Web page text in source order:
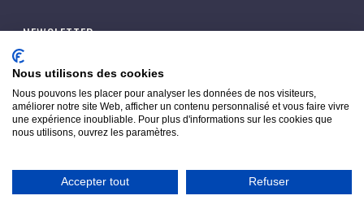
NEWSLETTER
Nous utilisons des cookies
Nous pouvons les placer pour analyser les données de nos visiteurs,
améliorer notre site Web, afficher un contenu personnalisé et vous faire vivre
une expérience inoubliable. Pour plus d'informations sur les cookies que
nous utilisons, ouvrez les paramètres.
Accepter tout Refuser